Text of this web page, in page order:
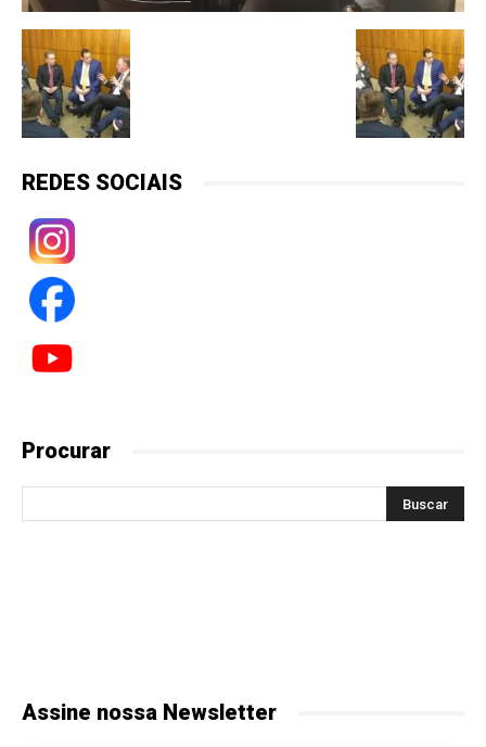
REDES SOCIAIS
Procurar
Assine nossa Newsletter